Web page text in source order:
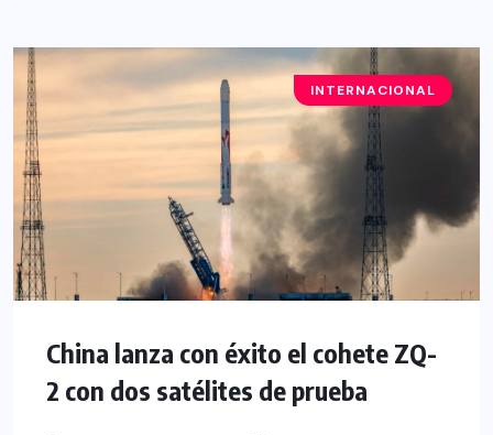
INTERNACIONAL
China lanza con éxito el cohete ZQ-
2 con dos satélites de prueba